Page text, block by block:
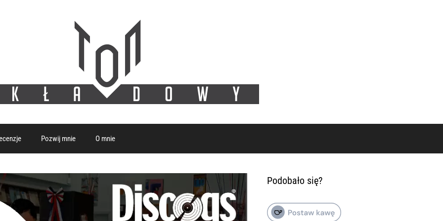
Pozwij mnie O mnie
Podobało się?